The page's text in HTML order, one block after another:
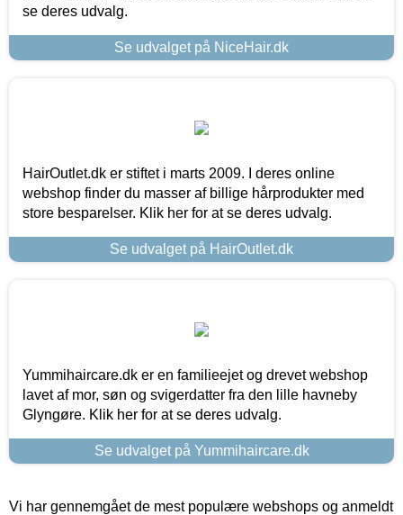
se deres udvalg.
Se udvalget på NiceHair.dk
HairOutlet.dk er stiftet i marts 2009. I deres online
webshop finder du masser af billige hårprodukter med
store besparelser. Klik her for at se deres udvalg.
Se udvalget på HairOutlet.dk
Yummihaircare.dk er en familieejet og drevet webshop
lavet af mor, søn og svigerdatter fra den lille havneby
Glyngøre. Klik her for at se deres udvalg.
Se udvalget på Yummihaircare.dk
Vi har gennemgået de mest populære webshops og anmeldt